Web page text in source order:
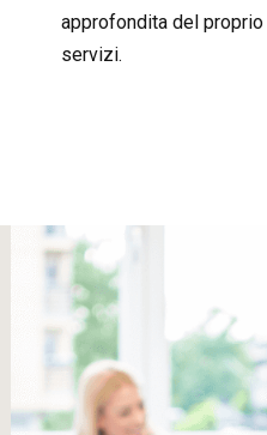
approfondita del
servizi.